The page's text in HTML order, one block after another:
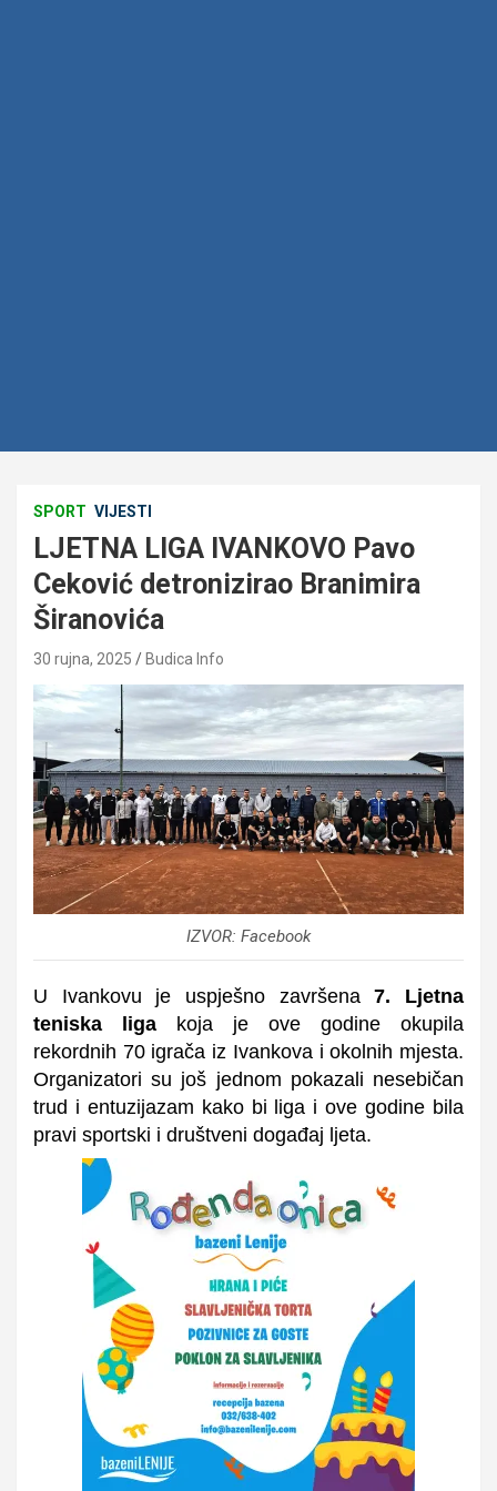
SPORT VIJESTI
LJETNA LIGA IVANKOVO Pavo
Ceković detronizirao Branimira
Širanovića
30 rujna, 2025 Budica Info
IZVOR: Facebook
U Ivankovu je uspješno završena7. Ljetna
teniska liga koja je ove godine okupila
rekordnih 70 igrača iz Ivankova i okolnih mjesta.
Organizatori su još jednom pokazali nesebičan
trud i entuzijazam kako bi liga i ove godine bila
pravi sportski i društveni događaj ljeta.